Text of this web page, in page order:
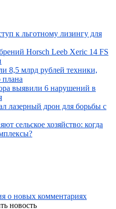
к льготному лизингу для
Horsch Leeb Xeric 14 FS
8,5 млрд рублей техники,
плана
выявили 6 нарушений в
лазерный дрон для борьбы с
сельское хозяйство: когда
о новых комментариях
новость